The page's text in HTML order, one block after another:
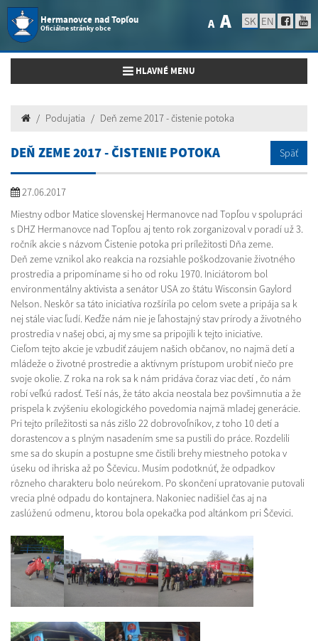
Hermanovce nad Topľou
Oficiálne stránky obce A A SK EN
Toggle navigation
HLAVNÉ MENU
Podujatia Deň zeme 2017 - čistenie potoka
DEŇ ZEME 2017 - ČISTENIE POTOKA Späť
27.06.2017
Miestny odbor Matice slovenskej Hermanovce nad Topľou v spolupráci
s DHZ Hermanovce nad Topľou aj tento rok zorganizoval v poradí už 3.
ročník akcie s názvom Čistenie potoka pri príležitosti Dňa zeme.
Deň zeme vznikol ako reakcia na rozsiahle poškodzovanie životného
prostredia a pripomíname si ho od roku 1970. Iniciátorom bol
environmentálny aktivista a senátor USA zo štátu Wisconsin Gaylord
Nelson. Neskôr sa táto iniciatíva rozšírila po celom svete a pripája sa k
nej stále viac ľudí. Keďže nám nie je ľahostajný stav prírody a životného
prostredia v našej obci, aj my sme sa pripojili k tejto iniciatíve.
Cieľom tejto akcie je vzbudiť záujem našich občanov, no najmä detí a
mládeže o životné prostredie a aktívnym prístupom urobiť niečo pre
svoje okolie. Z roka na rok sa k nám pridáva čoraz viac detí , čo nám
robí veľkú radosť. Teší nás, že táto akcia neostala bez povšimnutia a že
prispela k zvýšeniu ekologického povedomia najmä mladej generácie.
Pri tejto príležitosti sa nás zišlo 22 dobrovoľníkov, z toho 10 detí a
dorastencov a s plným nasadením sme sa pustili do práce. Rozdelili
sme sa do skupín a postupne sme čistili brehy miestneho potoka v
úseku od ihriska až po Ščevicu. Musím podotknúť, že odpadkov
rôzneho charakteru bolo neúrekom. Po skončení upratovanie putovali
vrecia plné odpadu do kontajnera. Nakoniec nadišiel čas aj na
zaslúženú odmenu, ktorou bola opekačka pod altánkom pri Ščevici.